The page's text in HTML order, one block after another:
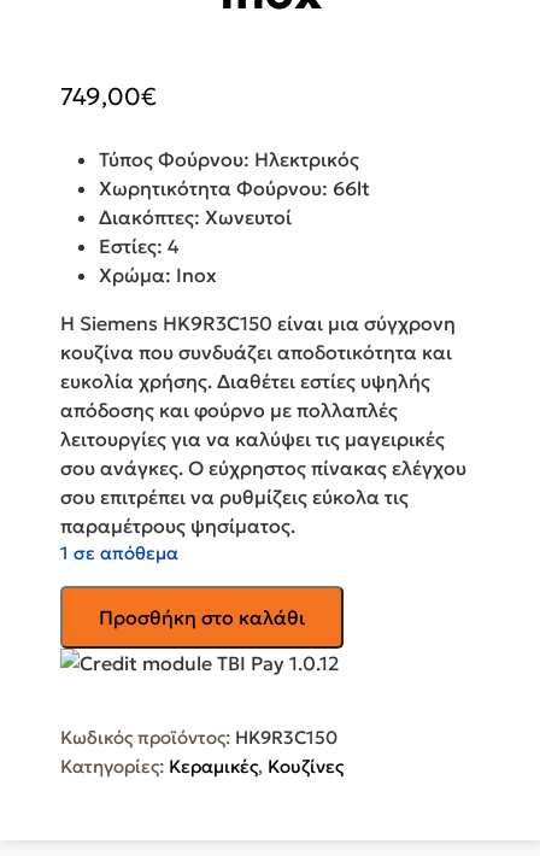
749,00€
Τύπος Φούρνου: Ηλεκτρικός
Χωρητικότητα Φούρνου: 66lt
Διακόπτες: Χωνευτοί
Εστίες: 4
Χρώμα: Inox
Η Siemens HK9R3C150 είναι μια σύγχρονη
κουζίνα που συνδυάζει αποδοτικότητα και
ευκολία χρήσης. Διαθέτει εστίες υψηλής
απόδοσης και φούρνο με πολλαπλές
λειτουργίες για να καλύψει τις μαγειρικές
σου ανάγκες. Ο εύχρηστος πίνακας ελέγχου
σου επιτρέπει να ρυθμίζεις εύκολα τις
παραμέτρους ψησίματος.
1 σε απόθεμα
Κουζίνα
Κεραμική
Κεραμικές
Εστίες
Προσθήκη στο καλάθι
Κωδικός προϊόντος: HK9R3C150
Κατηγορίες: Κεραμικές, Κουζίνες